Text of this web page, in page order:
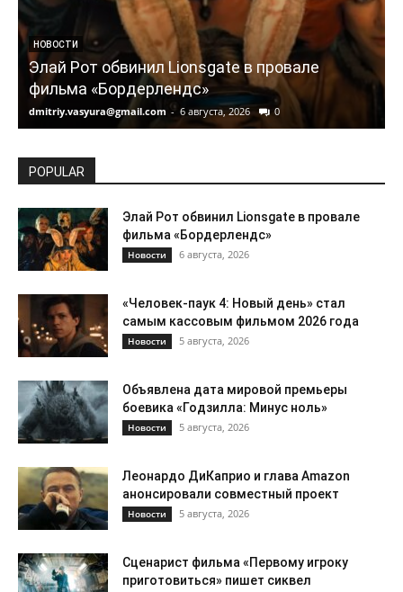
НОВОСТИ
Элай Рот обвинил Lionsgate в провале
фильма «Бордерлендс»
dmitriy.vasyura@gmail.com - 6 августа, 2026 0
POPULAR
Элай Рот обвинил Lionsgate в провале
фильма «Бордерлендс»
Новости 6 августа, 2026
«Человек-паук 4: Новый день» стал
самым кассовым фильмом 2026 года
Новости 5 августа, 2026
Объявлена дата мировой премьеры
боевика «Годзилла: Минус ноль»
Новости 5 августа, 2026
Леонардо ДиКаприо и глава Amazon
анонсировали совместный проект
Новости 5 августа, 2026
Сценарист фильма «Первому игроку
приготовиться» пишет сиквел